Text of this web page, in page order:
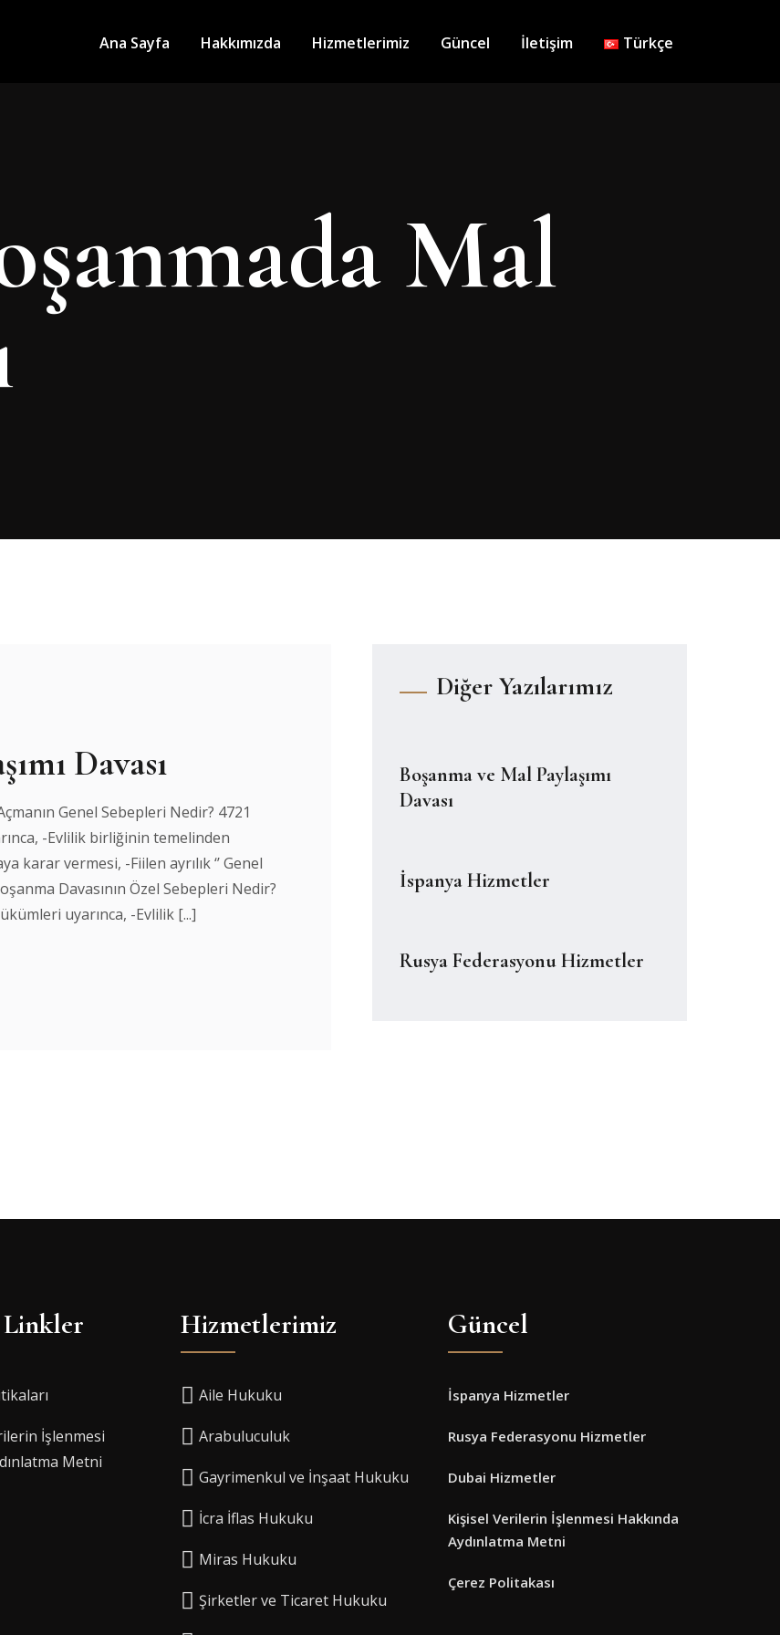
Ana Sayfa Hakkımızda Hizmetlerimiz Güncel İletişim Türkçe
Mal
Davası
Genel Sebepleri Nedir? 4721
-Evlilik birliğinin temelinden
karar vermesi, -Fiilen ayrılık ‘’ Genel
Davasının Özel Sebepleri Nedir?
uyarınca, -Evlilik [...]
Diğer Yazılarımız
Boşanma ve Mal Paylaşımı
Davası
İspanya Hizmetler
Rusya Federasyonu Hizmetler
İşlenmesi
Metni
Hizmetlerimiz
Aile Hukuku
Arabuluculuk
Gayrimenkul ve İnşaat Hukuku
İcra İflas Hukuku
Miras Hukuku
Şirketler ve Ticaret Hukuku
Güncel
İspanya Hizmetler
Rusya Federasyonu Hizmetler
Dubai Hizmetler
Kişisel Verilerin İşlenmesi Hakkında
Aydınlatma Metni
Çerez Politakası